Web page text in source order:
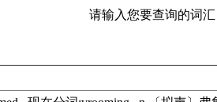
请输入您要查询的词汇